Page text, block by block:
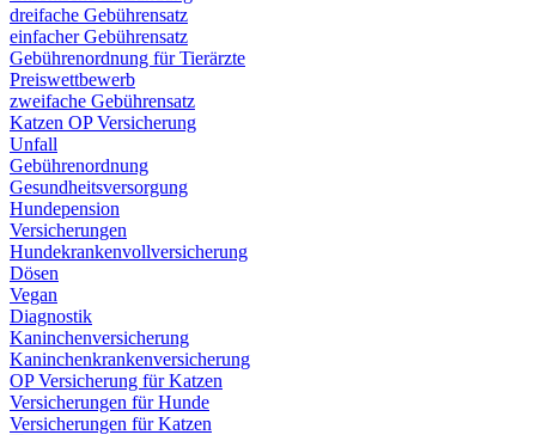
dreifache Gebührensatz
einfacher Gebührensatz
Gebührenordnung für Tierärzte
Preiswettbewerb
zweifache Gebührensatz
Katzen OP Versicherung
Unfall
Gebührenordnung
Gesundheitsversorgung
Hundepension
Versicherungen
Hundekrankenvollversicherung
Dösen
Vegan
Diagnostik
Kaninchenversicherung
Kaninchenkrankenversicherung
OP Versicherung für Katzen
Versicherungen für Hunde
Versicherungen für Katzen